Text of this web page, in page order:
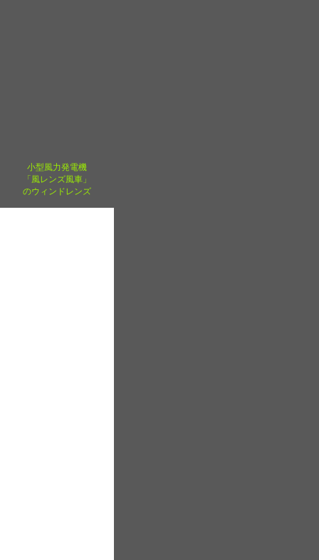
小型風力発電機
「風レンズ風車」
のウィンドレンズ